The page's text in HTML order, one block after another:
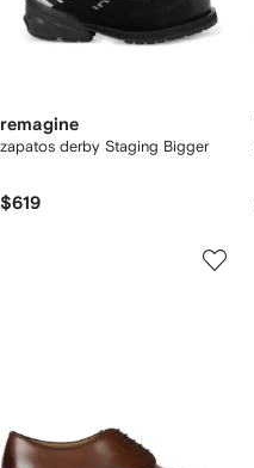
remagine
zapatos derby Staging Bigger
$619